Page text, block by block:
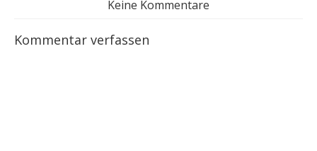
Keine Kommentare
Kommentar verfassen